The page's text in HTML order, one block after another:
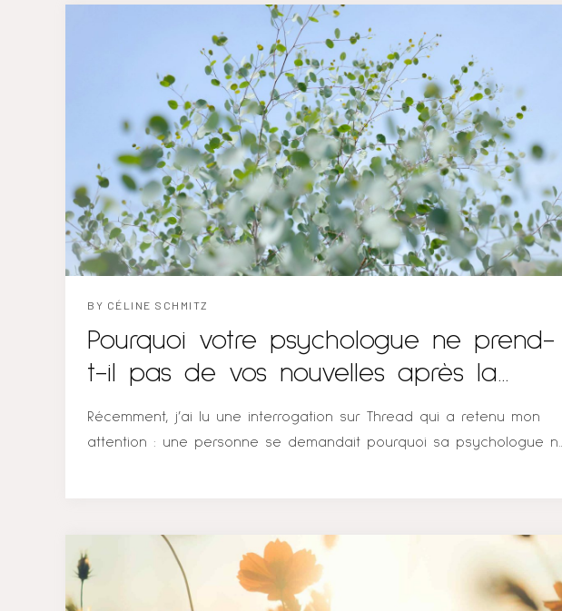
BY CÉLINE SCHMITZ
Pourquoi votre psychologue ne prend-
t-il pas de vos nouvelles après la
thérapie ?
Récemment, j’ai lu une interrogation sur Thread qui a retenu mon
attention : une personne se demandait pourquoi sa psychologue ne
même de l’engagement des psychologues envers le bien-être et
l’autonomie de leurs clients. Cet article vise à démystifier les raisons
pour lesquelles les psychologues maintiennent cette distance,